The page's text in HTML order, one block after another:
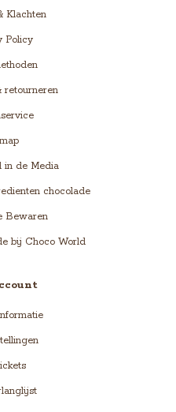
Klachten
Policy
retourneren
in de Media
chocolade
Bewaren
bij Choco World